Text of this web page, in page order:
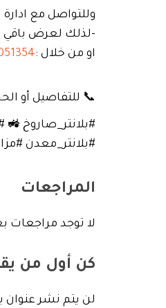
وللتواصل مع
-لذلك لعرض باقي
او من خلال :
📞 للتفاصيل أو
#بلانتر_صاروخ
#بلانتر_معدن
المراجعات
لا توجد مراجعات
كن أول من
لن يتم نشر عنوان